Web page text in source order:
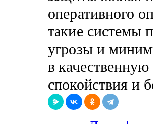
оперативного
такие системы
угрозы и
в
спокойствия и